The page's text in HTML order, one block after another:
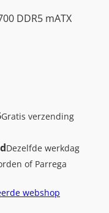
DDR5 mATX
Gratis verzending
Dezelfde werkdag
of Parrega
webshop